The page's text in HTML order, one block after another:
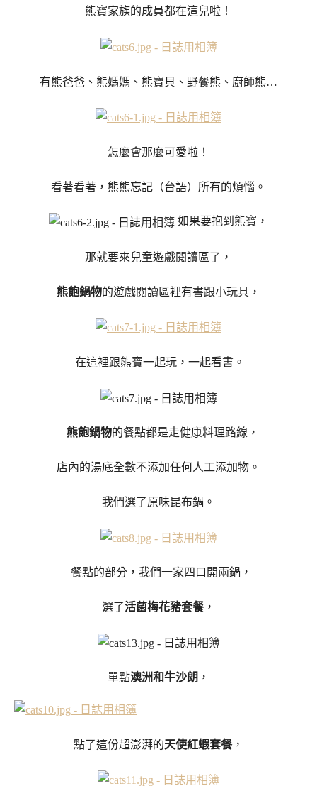
熊寶家族的成員都在這兒啦！
有熊爸爸、熊媽媽、熊寶貝、野餐熊、廚師熊…
怎麼會那麼可愛啦！
看著看著，熊熊忘記（台語）所有的煩惱。
如果要抱到熊寶，
那就要來兒童遊戲閱讀區了，
熊飽鍋物的遊戲閱讀區裡有書跟小玩具，
在這裡跟熊寶一起玩，一起看書。
熊飽鍋物的餐點都是走健康料理路線，
店內的湯底全數不添加任何人工添加物。
我們選了原味昆布鍋。
餐點的部分，我們一家四口開兩鍋，
選了活菌梅花豬套餐，
單點澳洲和牛沙朗 ，
點了這份超澎湃的天使紅蝦套餐，